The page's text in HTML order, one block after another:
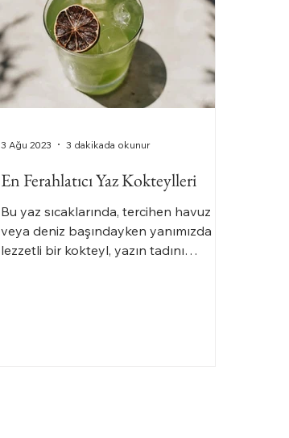
En Ferahlatıcı Yaz Kokteylleri
Bu yaz sıcaklarında, tercihen havuz
veya deniz başındayken yanımızda
lezzetli bir kokteyl, yazın tadını
3 Ağu 2023 3 dakikada okunur